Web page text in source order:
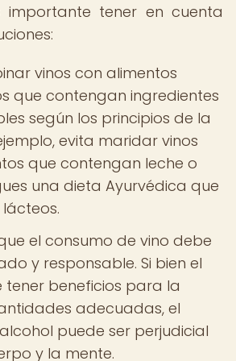
importante tener en cuenta
vinos con alimentos
que contengan ingredientes
según los principios de la
evita maridar vinos
que contengan leche o
una dieta Ayurvédica que
el consumo de vino debe
y responsable. Si bien el
tener beneficios para la
adecuadas, el
puede ser perjudicial
y la mente.